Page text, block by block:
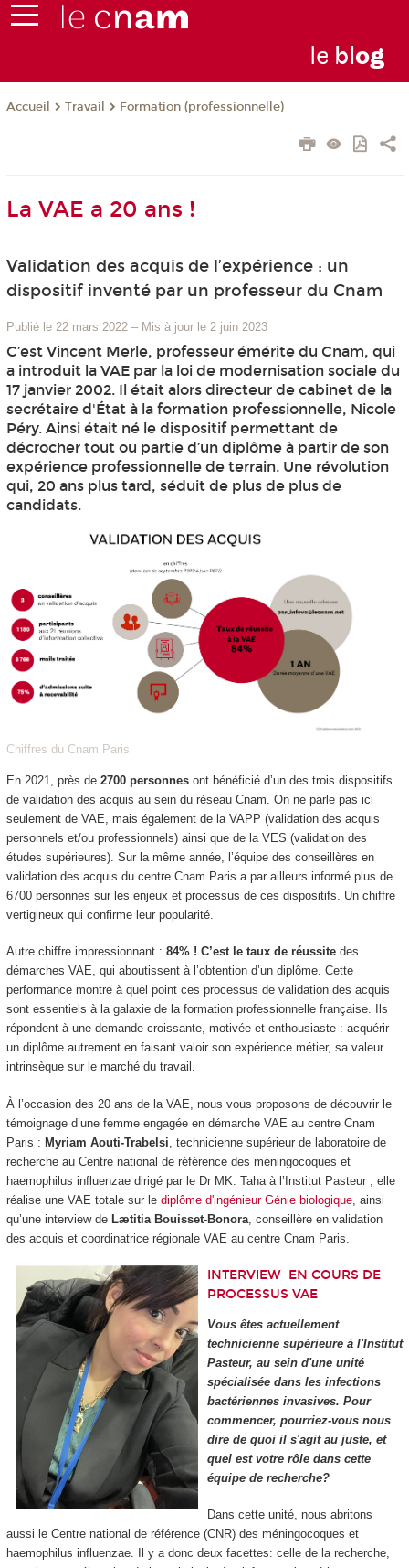
le blog
Accueil Travail Formation (professionnelle)
La VAE a 20 ans !
Validation des acquis de l’expérience : un
dispositif inventé par un professeur du Cnam
Publié le 22 mars 2022 – Mis à jour le 2 juin 2023
C’est Vincent Merle, professeur émérite du Cnam, qui
a introduit la VAE par la loi de modernisation sociale du
17 janvier 2002. Il était alors directeur de cabinet de la
secrétaire d'État à la formation professionnelle, Nicole
Péry. Ainsi était né le dispositif permettant de
décrocher tout ou partie d’un diplôme à partir de son
expérience professionnelle de terrain. Une révolution
qui, 20 ans plus tard, séduit de plus de plus de
candidats.
Chiffres du Cnam Paris
En 2021, près de 2700 personnesont bénéficié d’un des trois dispositifs
de validation des acquis au sein du réseau Cnam. On ne parle pas ici
seulement de VAE, mais également de la VAPP (validation des acquis
personnels et/ou professionnels) ainsi que de la VES (validation des
études supérieures). Sur la même année, l’équipe des conseillères en
validation des acquis du centre Cnam Paris a par ailleurs informé plus de
6700 personnes sur les enjeux et processus de ces dispositifs. Un chiffre
vertigineux qui confirme leur popularité.
Autre chiffre impressionnant : 84% ! C’est le taux de réussite des
démarches VAE, qui aboutissent à l’obtention d’un diplôme. Cette
performance montre à quel point ces processus de validation des acquis
sont essentiels à la galaxie de la formation professionnelle française. Ils
répondent à une demande croissante, motivée et enthousiaste : acquérir
un diplôme autrement en faisant valoir son expérience métier, sa valeur
intrinsèque sur le marché du travail.
À l’occasion des 20 ans de la VAE, nous vous proposons de découvrir le
témoignage d’une femme engagée en démarche VAE au centre Cnam
Paris : Myriam Aouti-Trabelsi , technicienne supérieur de laboratoire de
recherche au Centre national de référence des méningocoques et
haemophilus influenzae dirigé par le Dr MK. Taha à l’Institut Pasteur ; elle
réalise une VAE totale sur le diplôme d'ingénieur Génie biologique, ainsi
qu’une interview de Lætitia Bouisset-Bonora, conseillère en validation
des acquis et coordinatrice régionale VAE au centre Cnam Paris.
INTERVIEWEN COURS DE
PROCESSUS VAE
Vous êtes actuellement
technicienne supérieure à l'Institut
Pasteur, au sein d'une unité
spécialisée dans les infections
bactériennes invasives. Pour
commencer, pourriez-vous nous
dire de quoi il s'agit au juste, et
quel est votre rôle dans cette
équipe de recherche?
Dans cette unité, nous abritons
aussi le Centre national de référence (CNR) des méningocoques et
haemophilus influenzae. Il y a donc deux facettes: celle de la recherche,